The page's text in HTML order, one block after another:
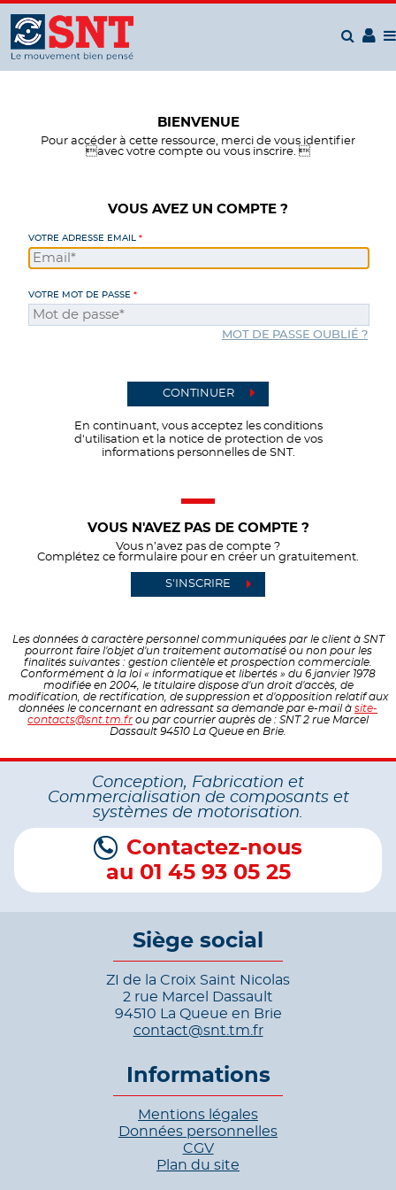
BIENVENUE
Pour accéder à cette ressource, merci de vous identifier
avec votre compte ou vous inscrire. 
VOUS AVEZ UN COMPTE ?
VOTRE ADRESSE EMAIL
VOTRE MOT DE PASSE
MOT DE PASSE OUBLIÉ ?
CONTINUER
En continuant, vous acceptez les conditions
d'utilisation et la notice de protection de vos
informations personnelles de SNT.
VOUS N'AVEZ PAS DE COMPTE ?
Vous n’avez pas de compte ?
Complétez ce formulaire pour en créer un gratuitement.
S'INSCRIRE
Les données à caractère personnel communiquées par le client à SNT
pourront faire l'objet d'un traitement automatisé ou non pour les
finalités suivantes : gestion clientèle et prospection commerciale.
Conformément à la loi « informatique et libertés » du 6 janvier 1978
modifiée en 2004, le titulaire dispose d'un droit d'accès, de
modification, de rectification, de suppression et d'opposition relatif aux
données le concernant en adressant sa demande par e-mail à site-
contacts@snt.tm.fr ou par courrier auprès de : SNT 2 rue Marcel
Dassault 94510 La Queue en Brie.
Conception, Fabrication et
Commercialisation de composants et
systèmes de motorisation.
Contactez-nous
au 01 45 93 05 25
Siège social
ZI de la Croix Saint Nicolas
2 rue Marcel Dassault
94510 La Queue en Brie
contact@snt.tm.fr
Informations
Mentions légales
Données personnelles
CGV
Plan du site
Panneau de gestion des cookies